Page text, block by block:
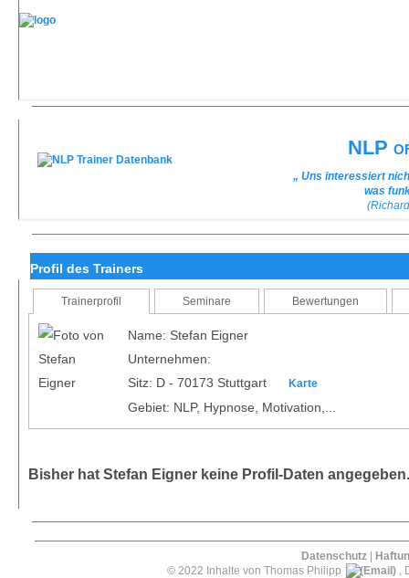
NLP
„ Uns interessiert
was
Profil des Trainers
Trainerprofil Seminare Bewertungen
Name: Stefan Eigner
Unternehmen:
Sitz: D - 70173 Stuttgart
Karte
Gebiet: NLP, Hypnose, Motivation,...
Bisher hat Stefan Eigner keine Profil-Daten angegeben.
Datenschutz |
© 2022 Inhalte von Thomas Philipp
,